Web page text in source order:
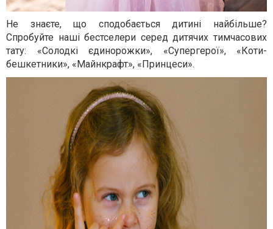
Не знаєте, що сподобається дитині найбільше?
Спробуйте наші бестселери серед дитячих тимчасових
тату: «Солодкі єдинорожки», «Супергерої», «Коти-
бешкетники», «Майнкрафт», «Принцеси».